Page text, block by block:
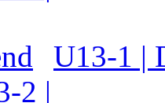
U13-1 |